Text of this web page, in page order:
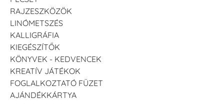
RAJZESZKÖZÖK
LINÓMETSZÉS
KALLIGRÁFIA
KIEGÉSZÍTŐK
KÖNYVEK - KEDVENCEK
KREATÍV JÁTÉKOK
FOGLALKOZTATÓ FÜZET
AJÁNDÉKKÁRTYA